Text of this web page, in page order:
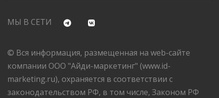
МЫ В СЕТИ
© Вся информация, размещенная на web-сайте
компании ООО "Айди-маркетинг" (www.id-
marketing.ru), охраняется в соответствии с
законодательством РФ, в том числе, Законом РФ